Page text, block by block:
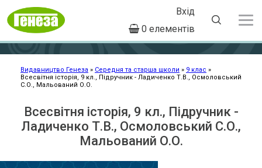
основного
вмісту
User
account
menu
Вхід
0 елементів
Рядок
навіґації
Видавництво Генеза Середня та старша школи
9 клас
Всесвітня історія, 9 кл., Підручник - Ладиченко Т.В., Осмоловський
С.О., Мальований О.О.
Всесвітня історія, 9 кл., Підручник -
Ладиченко Т.В., Осмоловський С.О.,
Мальований О.О.